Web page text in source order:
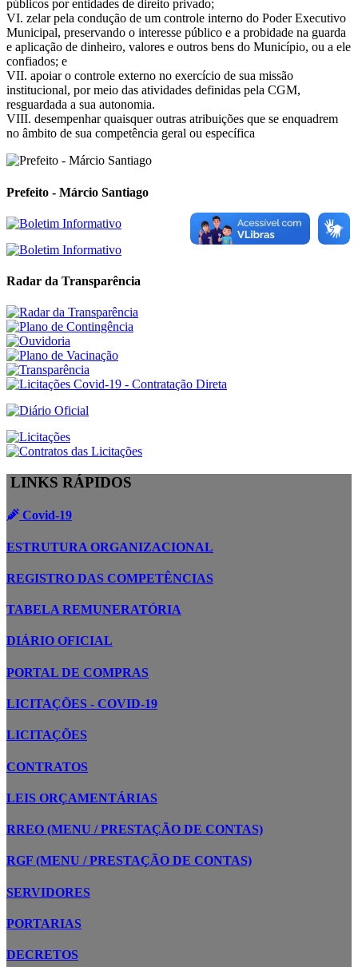
públicos por entidades de direito privado;
VI. zelar pela condução de um controle interno do Poder Executivo
Municipal, preservando o interesse público e a probidade na guarda
e aplicação de dinheiro, valores e outros bens do Município, ou a ele
confiados; e
VII. apoiar o controle externo no exercício de sua missão
institucional, por meio das atividades definidas pela CGM,
resguardada a sua autonomia.
VIII. desempenhar quaisquer outras atribuições que se enquadrem
no âmbito de sua competência geral ou específica
Prefeito - Márcio Santiago
Radar da Transparência
LINKS RÁPIDOS
Covid-19
ESTRUTURA ORGANIZACIONAL
REGISTRO DAS COMPETÊNCIAS
TABELA REMUNERATÓRIA
DIÁRIO OFICIAL
PORTAL DE COMPRAS
LICITAÇÕES - COVID-19
LICITAÇÕES
CONTRATOS
LEIS ORÇAMENTÁRIAS
RREO (MENU / PRESTAÇÃO DE CONTAS)
RGF (MENU / PRESTAÇÃO DE CONTAS)
SERVIDORES
PORTARIAS
DECRETOS